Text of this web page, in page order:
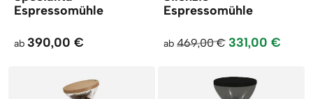
Espressomühle
ab 390,00 €
Espressomühle
ab 469,00 € 331,00 €